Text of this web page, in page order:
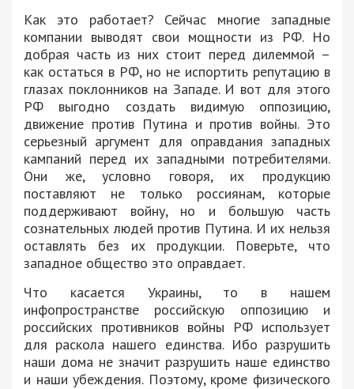
Как это работает? Сейчас многие западные
компании выводят свои мощности из РФ. Но
добрая часть из них стоит перед дилеммой –
как остаться в РФ, но не испортить репутацию в
глазах поклонников на Западе. И вот для этого
РФ выгодно создать видимую оппозицию,
движение против Путина и против войны. Это
серьезный аргумент для оправдания западных
кампаний перед их западными потребителями.
Они же, условно говоря, их продукцию
поставляют не только россиянам, которые
поддерживают войну, но и большую часть
сознательных людей против Путина. И их нельзя
оставлять без их продукции. Поверьте, что
западное общество это оправдает.
Что касается Украины, то в нашем
инфопространстве российскую оппозицию и
российских противников войны РФ использует
для раскола нашего единства. Ибо разрушить
наши дома не значит разрушить наше единство
и наши убеждения. Поэтому, кроме физического